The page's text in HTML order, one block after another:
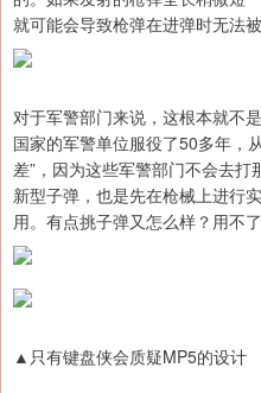
就可能会导致枪弹在进弹时无法
对于军警部门来说，这根本就不
国家的军警单位服役了50多年，
差”，因为这些军警部门不会去
新型子弹，也是先在枪械上进行
用。有点挑子弹又怎么样？用不
▲只有键盘侠会质疑MP5的设计